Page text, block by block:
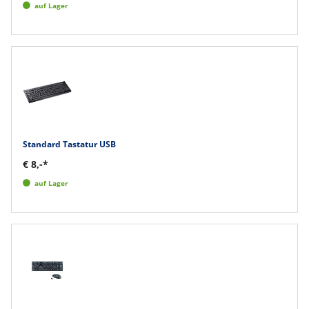
auf Lager
Standard Tastatur USB
€ 8,-*
auf Lager